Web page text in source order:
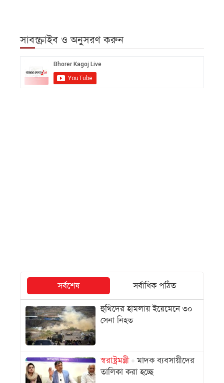
সাবস্ক্রাইব ও অনুসরণ করুন
সর্বশেষ
সর্বাধিক পঠিত
হুথিদের হামলায় ইয়েমেনে ৩০
সেনা নিহত
স্বরাষ্ট্রমন্ত্রী
মাদক ব্যবসায়ীদের
তালিকা করা হচ্ছে